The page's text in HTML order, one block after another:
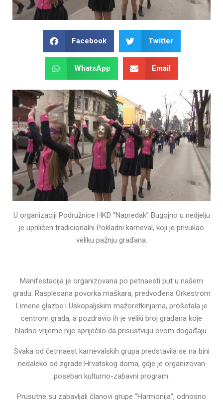
Facebook Twitter
WhatsApp Email
U organizaciji Podružnice HKD “Napredak” Bugojno u nedjelju
je upriličen tradicionalni Pokladni karneval, koji je privukao
veliku pažnju građana.
Manifestacija je organizovana po petnaesti put u našem
gradu. Rasplesana povorka maškara, predvođena Orkestrom
Limene glazbe i Uskopaljskim mažoretkinjama, prošetala je
centrom grada, a pozdravio ih je veliki broj građana koje
hladno vrijeme nije spriječilo da prisustvuju ovom događaju.
Svaka od četrnaest karnevalskih grupa predstavila se na bini
nedaleko od zgrade Hrvatskog doma, gdje je organizovan
poseban kulturno-zabavni program.
Prusutne su zabavljali članovi grupe “Harmonija”, odnosno